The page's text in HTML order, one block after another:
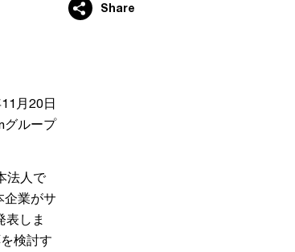
Share
月20日
グループ
法人で
企業がサ
表しま
検討す